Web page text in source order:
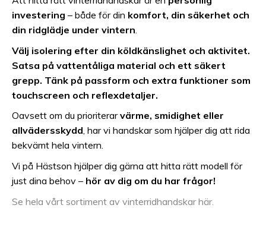
investering – både för din komfort, din säkerhet och
din ridglädje under vintern.
Välj isolering efter din köldkänslighet och aktivitet.
Satsa på vattentåliga material och ett säkert
grepp. Tänk på passform och extra funktioner som
touchscreen och reflexdetaljer.
Oavsett om du prioriterarvärme, smidighet eller
allvädersskydd, har vi handskar som hjälper dig att rida
bekvämt hela vintern.
Vi på Hästson hjälper dig gärna att hitta rätt modell för
just dina behov – hör av dig om du har frågor!
Se hela vårt sortiment av vinterridhandskar här.